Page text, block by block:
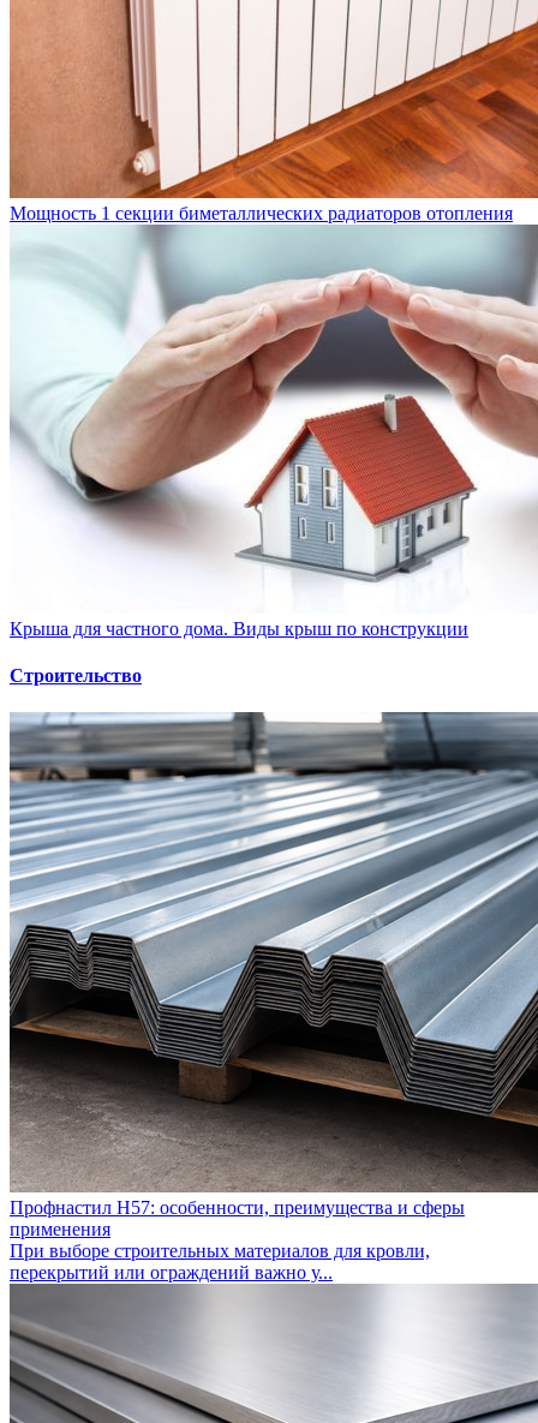
Мощность 1 секции биметаллических радиаторов отопления
Крыша для частного дома. Виды крыш по конструкции
Строительство
Профнастил Н57: особенности, преимущества и сферы
применения
При выборе строительных материалов для кровли,
перекрытий или ограждений важно у...